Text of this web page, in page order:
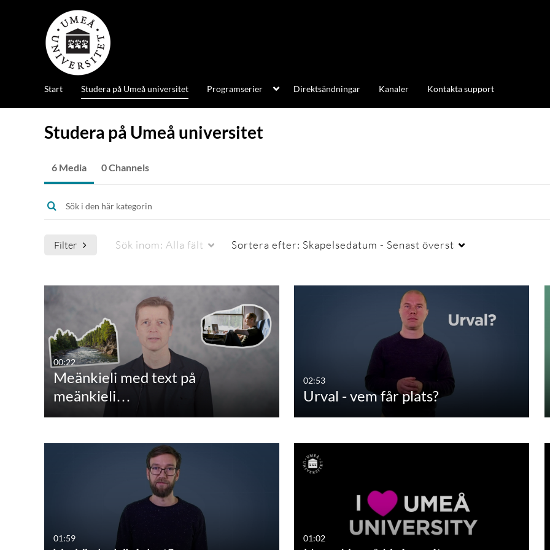
Start Studera på Umeå universitet Programserier Direktsändningar Kanaler Kontakta support
Studera på Umeå universitet
6 Media 0 Channels
Filter Sök inom: Alla fält Sortera efter: Skapelsedatum - Senast överst
00:22
Meänkieli med text på
meänkieli…
02:53
Urval - vem får plats?
01:59 01:02